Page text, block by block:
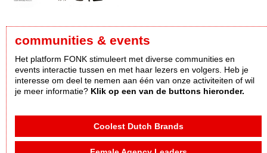
communities & events
Het platform FONK stimuleert met diverse communities en
events interactie tussen en met haar lezers en volgers. Heb je
interesse om deel te nemen aan één van onze activiteiten of wil
je meer informatie? Klik op een van de buttons hieronder.
Coolest Dutch Brands